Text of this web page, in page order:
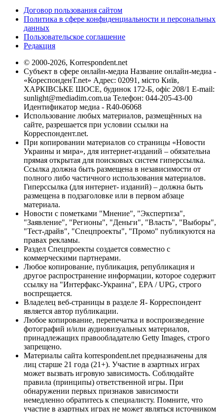
Договор пользования сайтом
Политика в сфере конфиденциальности и персональных
данных
Пользовательское соглашение
Редакция
© 2000-2026, Korrespondent.net
Субъект в сфере онлайн-медиа Название онлайн-медиа -
«КореспонденТ.net» Адрес: 02091, місто Київ,
ХАРКІВСЬКЕ ШОСЕ, будинок 172-Б, офіс 208/1 E-mail:
sunlight@mediadim.com.ua Телефон: 044-205-43-00
Идентификатор медиа - R40-06068
Использование любых материалов, размещённых на
сайте, разрешается при условии ссылки на
Корреспондент.net.
При копировании материалов со страницы «Новости
Украины и мира», для интернет-изданий – обязательна
прямая открытая для поисковых систем гиперссылка.
Ссылка должна быть размещена в независимости от
полного либо частичного использования материалов.
Гиперссылка (для интернет- изданий) – должна быть
размещена в подзаголовке или в первом абзаце
материала.
Новости с пометками "Мнение", "Экспертиза",
"Заявление", "Регионы", "Деньги", "Власть", "Выборы",
"Тест-драйв", "Спецпроекты", "Промо" публикуются на
правах рекламы.
Раздел Спецпроекты создается совместно с
коммерческими партнерами.
Любое копирование, публикация, републикация и
другое распространение информации, которое содержит
ссылку на "Интерфакс-Украина", EPA / UPG, строго
воспрещается.
Владелец веб-страницы в разделе Я- Корреспондент
является автор публикации.
Любое копирование, перепечатка и воспроизведение
фотографий и/или аудиовизуальных материалов,
принадлежащих правообладателю Getty Images, строго
запрещено.
Материалы сайта korrespondent.net предназначены для
лиц старше 21 года (21+). Участие в азартных играх
может вызвать игровую зависимость. Соблюдайте
правила (принципы) ответственной игры. При
обнаружении первых признаков зависимости
немедленно обратитесь к специалисту. Помните, что
участие в азартных играх не может являться источником